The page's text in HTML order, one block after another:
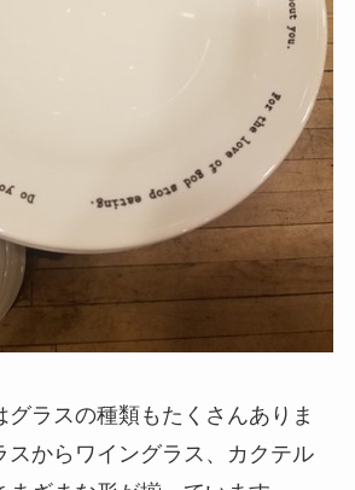
グラスの種類もたくさんありま
スからワイングラス、カクテル